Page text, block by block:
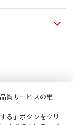
質サービスの維
る」ボタンをクリ